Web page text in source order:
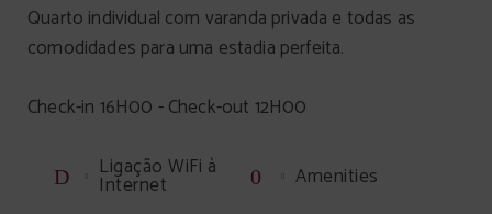
Quarto individual com varanda privada e todas as
comodidades para uma estadia perfeita.
Check-in 16H00 - Check-out 12H00
Ligação WiFi à
Internet
Amenities